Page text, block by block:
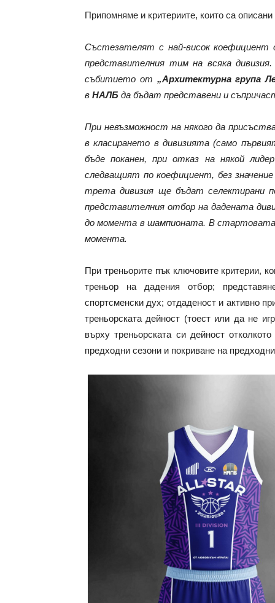
Припомняме и критериите, които са описани
Състезателят с най-висок
представителния тим на всяка
събитието от „Архитектурна група
в НАЛБ да бъдат представени и
При невъзможност на някого да
в класирането в дивизията (само
бъде поканен, при отказ на някой
следващият по коефициент, без
трета дивизия ще бъдат селектирани
представителния отбор на дадената
до момента в шампионата. В
момента.
При треньорите пък ключовите критерии,
треньор на дадения отбор;
спортсменски дух; отдаденост и активно
треньорската дейност (тоест или да не
върху треньорската си дейност
предходни сезони и покриване на